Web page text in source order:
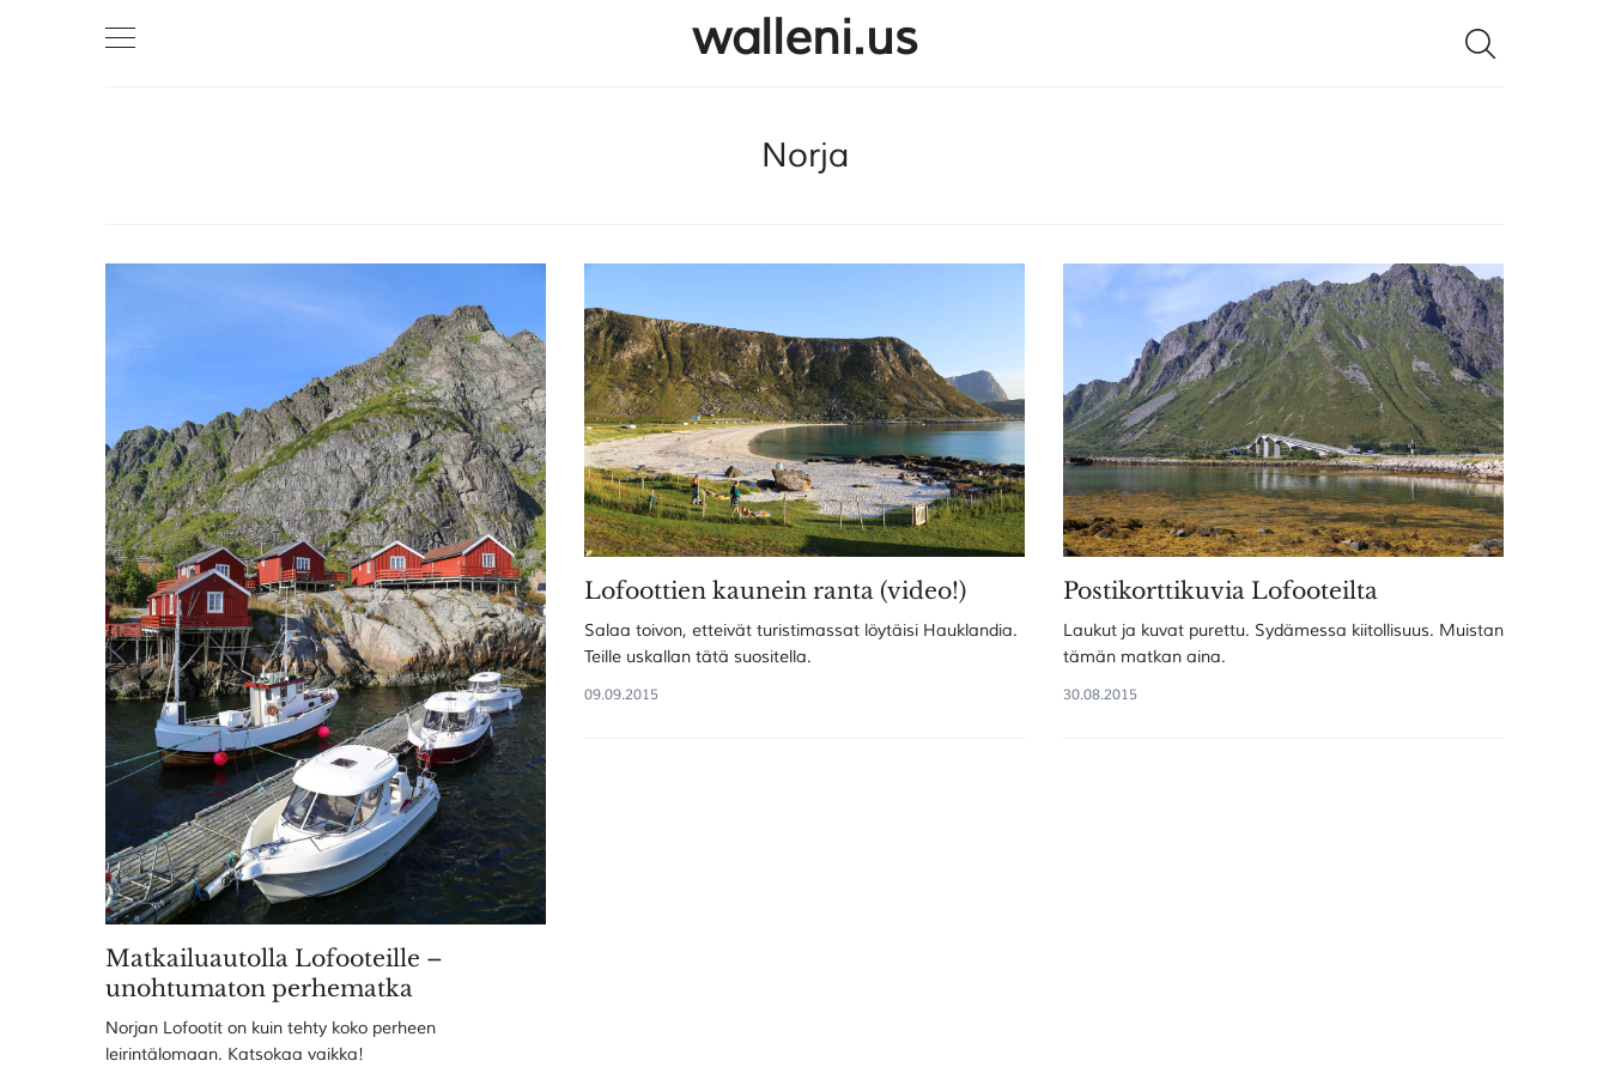
walleni.us
Norja
Matkailuautolla Lofooteille –
unohtumaton perhematka
Norjan Lofootit on kuin tehty koko perheen
leirintälomaan. Katsokaa vaikka!
Lofoottien kaunein ranta (video!)
Salaa toivon, etteivät turistimassat löytäisi Hauklandia.
Teille uskallan tätä suositella.
09.09.2015
Postikorttikuvia Lofooteilta
Laukut ja kuvat purettu. Sydämessa kiitollisuus. Muistan
tämän matkan aina.
30.08.2015